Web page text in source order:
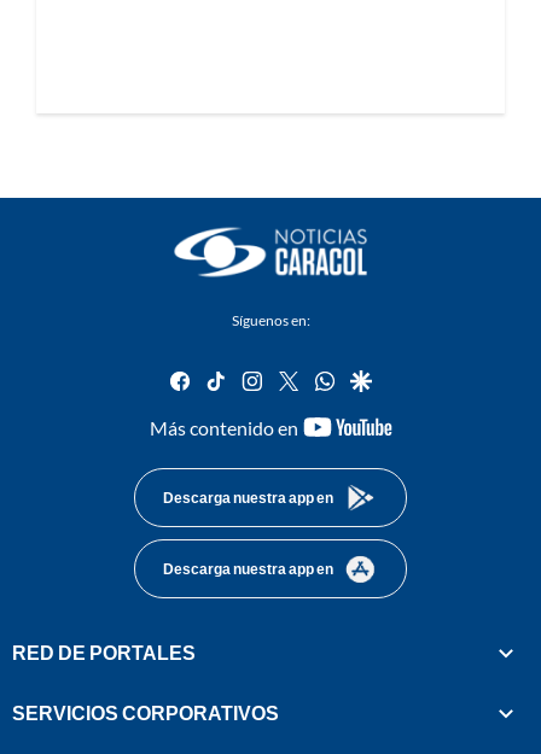
Síguenos en:
facebook
tiktok instagram
twitterwhatsapp
google
Más contenido en
youtube-
Descarga nuestra app en
Descarga nuestra app en
RED DE PORTALES
SERVICIOS CORPORATIVOS